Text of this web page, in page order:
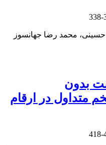
محمد رضا جهانسوز
بدون
در ارقام